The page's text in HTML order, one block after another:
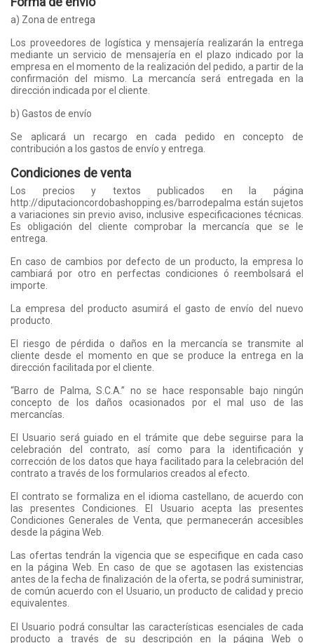
a) Zona de entrega
Los proveedores de logística y mensajería realizarán la entrega
mediante un servicio de mensajería en el plazo indicado por la
empresa en el momento de la realización del pedido, a partir de la
confirmación del mismo. La mercancía será entregada en la
dirección indicada por el cliente.
b) Gastos de envío
Se aplicará un recargo en cada pedido en concepto de
contribución a los gastos de envío y entrega.
Condiciones de venta
Los precios y textos publicados en la página
http://diputacioncordobashopping.es/barrodepalma están sujetos
a variaciones sin previo aviso, inclusive especificaciones técnicas.
Es obligación del cliente comprobar la mercancía que se le
entrega.
En caso de cambios por defecto de un producto, la empresa lo
cambiará por otro en perfectas condiciones ó reembolsará el
importe.
La empresa del producto asumirá el gasto de envío del nuevo
producto.
El riesgo de pérdida o daños en la mercancía se transmite al
cliente desde el momento en que se produce la entrega en la
dirección facilitada por el cliente.
“Barro de Palma, S.C.A.” no se hace responsable bajo ningún
concepto de los daños ocasionados por el mal uso de las
mercancías.
El Usuario será guiado en el trámite que debe seguirse para la
celebración del contrato, así como para la identificación y
corrección de los datos que haya facilitado para la celebración del
contrato a través de los formularios creados al efecto.
El contrato se formaliza en el idioma castellano, de acuerdo con
las presentes Condiciones. El Usuario acepta las presentes
Condiciones Generales de Venta, que permanecerán accesibles
desde la página Web.
Las ofertas tendrán la vigencia que se especifique en cada caso
en la página Web. En caso de que se agotasen las existencias
antes de la fecha de finalización de la oferta, se podrá suministrar,
de común acuerdo con el Usuario, un producto de calidad y precio
equivalentes.
El Usuario podrá consultar las características esenciales de cada
producto a través de su descripción en la página Web o